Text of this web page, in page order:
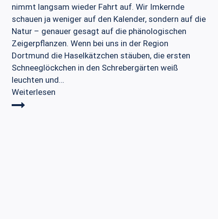
nimmt langsam wieder Fahrt auf. Wir Imkernde
schauen ja weniger auf den Kalender, sondern auf die
Natur – genauer gesagt auf die phänologischen
Zeigerpflanzen. Wenn bei uns in der Region
Dortmund die Haselkätzchen stäuben, die ersten
Schneeglöckchen in den Schrebergärten weiß
leuchten und…
Weiterlesen